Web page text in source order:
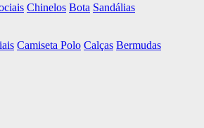
Chinelos Bota Sandálias
Camiseta Polo Calças Bermudas